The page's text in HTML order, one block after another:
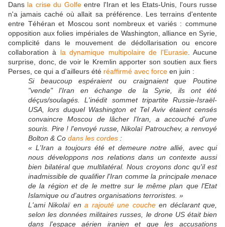
Dans la crise du Golfeentre l'Iran et les Etats-Unis, l'ours russe
n'a jamais caché où allait sa préférence. Les terrains d'entente
entre Téhéran et Moscou sont nombreux et variés : commune
opposition aux folies impériales de Washington, alliance en Syrie,
complicité dans le mouvement de dédollarisation ou encore
collaboration à la dynamique multipolaire de l'Eurasie. Aucune
surprise, donc, de voir le Kremlin apporter son soutien aux fiers
Perses, ce qui a d'ailleurs été réaffirmé avec force en juin :
Si beaucoup espéraient ou craignaient que Poutine
"vende" l'Iran en échange de la Syrie, ils ont été
déçus/soulagés. L'inédit sommet tripartite Russie-Israël-
USA, lors duquel Washington et Tel Aviv étaient censés
convaincre Moscou de lâcher l'Iran, a accouché d'une
souris. Pire ! l'envoyé russe, Nikolaï Patrouchev, a renvoyé
Bolton & Co dans les cordes :
« L'Iran a toujours été et demeure notre allié, avec qui
nous développons nos relations dans un contexte aussi
bien bilatéral que multilatéral. Nous croyons donc qu'il est
inadmissible de qualifier l'Iran comme la principale menace
de la région et de le mettre sur le même plan que l'Etat
Islamique ou d'autres organisations terroristes. »
L'ami Nikolaï ena rajouté une coucheen déclarant que,
selon les données militaires russes, le drone US était bien
dans l'espace aérien iranien et que les accusations